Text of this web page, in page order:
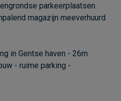
parkeerplaatsen.
magazijn meeverhuurd
in Gentse haven - 26m
- ruime parking -